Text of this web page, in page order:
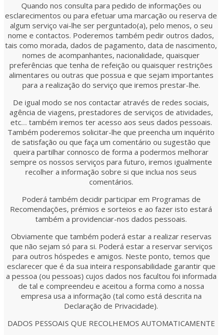
Quando nos consulta para pedido de informações ou
esclarecimentos ou para efetuar uma marcação ou reserva de
algum serviço vai-lhe ser perguntado(a), pelo menos, o seu
nome e contactos. Poderemos também pedir outros dados,
tais como morada, dados de pagamento, data de nascimento,
nomes de acompanhantes, nacionalidade, quaisquer
preferências que tenha de refeição ou quaisquer restrições
alimentares ou outras que possua e que sejam importantes
para a realização do serviço que iremos prestar-lhe.
De igual modo se nos contactar através de redes sociais,
agência de viagens, prestadores de serviços de atividades,
etc… também iremos ter acesso aos seus dados pessoais.
Também poderemos solicitar-lhe que preencha um inquérito
de satisfação ou que faça um comentário ou sugestão que
queira partilhar connosco de forma a podermos melhorar
sempre os nossos serviços para futuro, iremos igualmente
recolher a informação sobre si que inclua nos seus
comentários.
Poderá também decidir participar em Programas de
Recomendações, prémios e sorteios e ao fazer isto estará
também a providenciar-nos dados pessoais.
Obviamente que também poderá estar a realizar reservas
que não sejam só para si. Poderá estar a reservar serviços
para outros hóspedes e amigos. Neste ponto, temos que
esclarecer que é da sua inteira responsabilidade garantir que
a pessoa (ou pessoas) cujos dados nos facultou foi informada
de tal e compreendeu e aceitou a forma como a nossa
empresa usa a informação (tal como está descrita na
Declaração de Privacidade).
DADOS PESSOAIS QUE RECOLHEMOS AUTOMATICAMENTE